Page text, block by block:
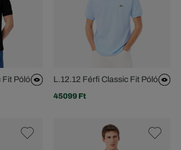
Fit Póló L.12.12 Férfi Classic Fit Póló
45099 Ft